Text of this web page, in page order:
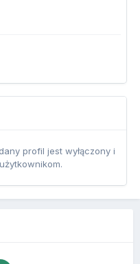
profil jest wyłączony i